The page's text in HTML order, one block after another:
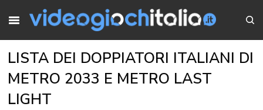
LISTA DEI DOPPIATORI ITALIANI DI
METRO 2033 E METRO LAST
LIGHT